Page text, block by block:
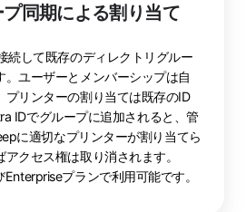
同期による割り当て
続して既存のディレクトリグルー
。ユーザーとメンバーシップは自
プリンターの割り当ては既存のID
IDでグループに追加されると、管
に適切なプリンターが割り当てら
クセス権は取り消されます。
プランで利用可能です。